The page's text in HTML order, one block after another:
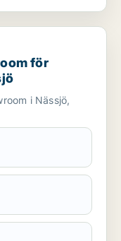
i Nässjö eller
för
i Nässjö,